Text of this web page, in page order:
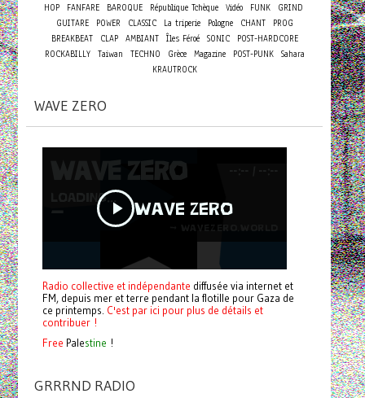
HOP
FANFARE BAROQUE République Tchèque Vidéo FUNK
GRIND
GUITARE
POWER CLASSIC La triperie Pologne CHANT
PROG
BREAKBEAT
CLAP AMBIANT Îles Féroé SONIC
POST-HARDCORE
ROCKABILLY
Taiwan TECHNO Grèce Magazine POST-PUNK
Sahara
KRAUTROCK
WAVE ZERO
Radio collective et indépendante diffusée via internet et
FM, depuis mer et terre pendant la flotille pour Gaza de
ce printemps. C'est par ici pour plus de détails et
contribuer !
Free Palestine !
GRRRND RADIO